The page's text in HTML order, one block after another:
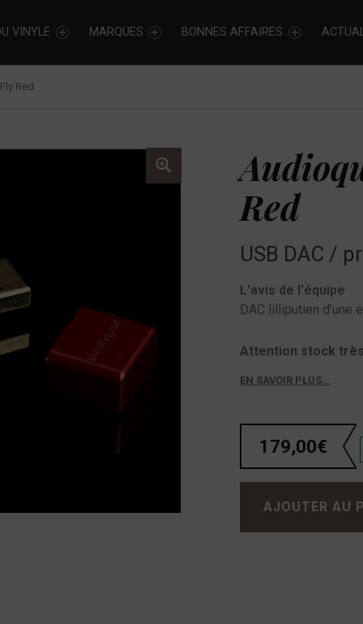
VINYLE MARQUES BONNES AFFAIRES
Red
Red
USB DAC /
L'avis de l'équipe
DAC lilliputien d’une
Attention stock
EN SAVOIR PLUS…
179,00€
quantité de Audioquest DragonFly Red
AJOUTER AU